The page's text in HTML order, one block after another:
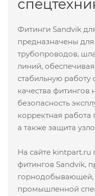
Фитинги Sandvik
предназначены
трубопроводов,
линий,
стабильную работу
качества фитингов
безопасность
корректная
а также защита
На сайте kintpart.ru
фитингов Sandvik,
горнодобывающей,
промышленной